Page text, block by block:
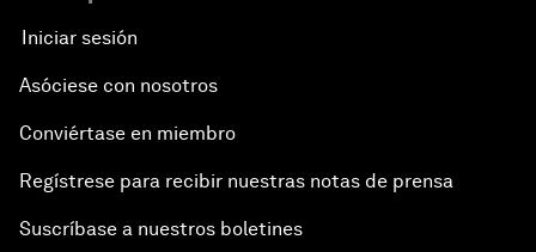
Iniciar sesión
Asóciese con nosotros
Conviértase en miembro
Regístrese para recibir nuestras notas de prensa
Suscríbase a nuestros boletines